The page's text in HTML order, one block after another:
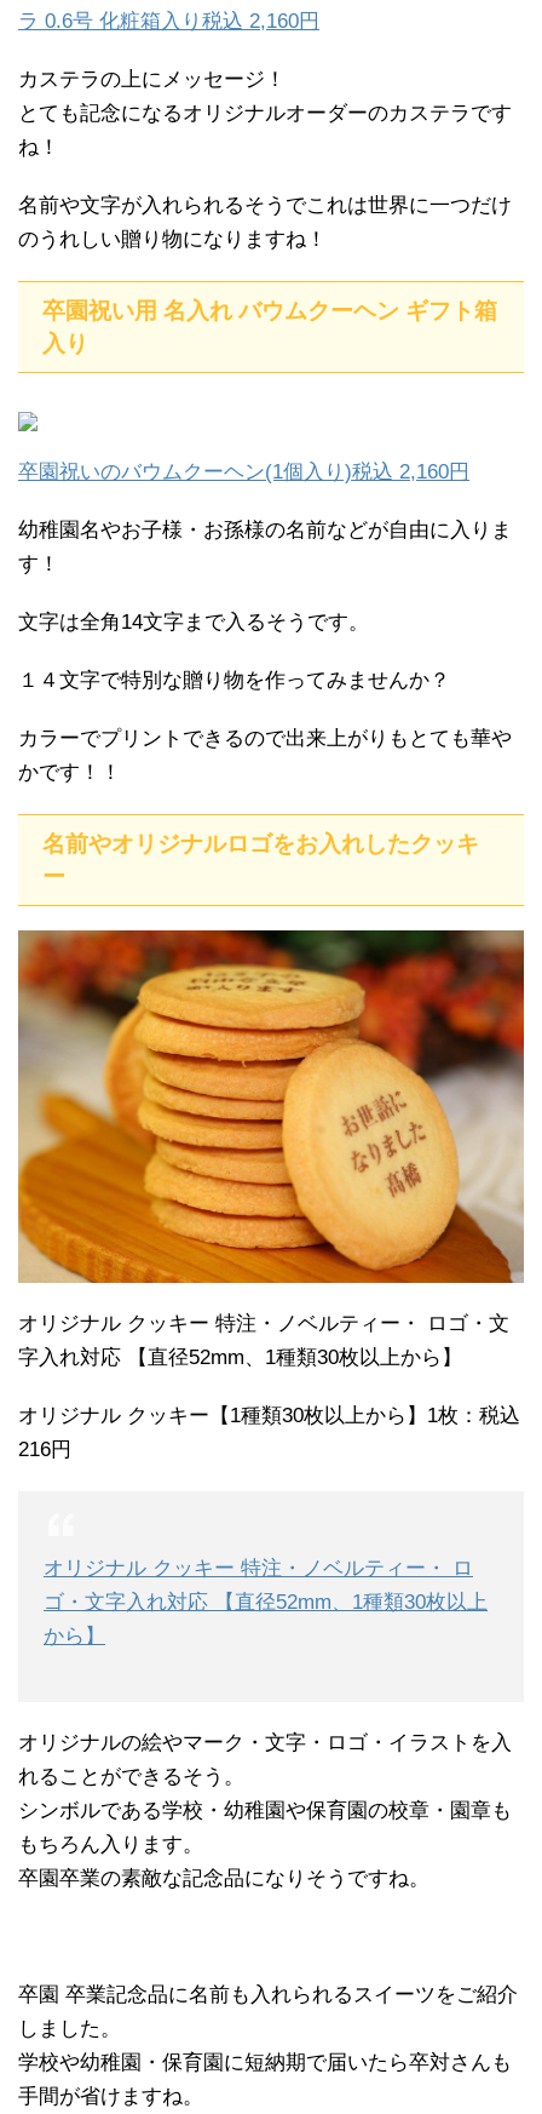
ラ 0.6号 化粧箱入り税込 2,160円
カステラの上にメッセージ！
とても記念になるオリジナルオーダーのカステラです
ね！
名前や文字が入れられるそうでこれは世界に一つだけ
のうれしい贈り物になりますね！
卒園祝い用 名入れ バウムクーヘン ギフト箱
入り
卒園祝いのバウムクーヘン(1個入り)税込 2,160円
幼稚園名やお子様・お孫様の名前などが自由に入りま
す！
文字は全角14文字まで入るそうです。
１４文字で特別な贈り物を作ってみませんか？
カラーでプリントできるので出来上がりもとても華や
かです！！
名前やオリジナルロゴをお入れしたクッキ
ー
オリジナル クッキー 特注・ノベルティー・ ロゴ・文
字入れ対応 【直径52mm、1種類30枚以上から】
オリジナル クッキー【1種類30枚以上から】1枚：税込
216円
オリジナル クッキー 特注・ノベルティー・ ロ
ゴ・文字入れ対応 【直径52mm、1種類30枚以上
から】
オリジナルの絵やマーク・文字・ロゴ・イラストを入
れることができるそう。
シンボルである学校・幼稚園や保育園の校章・園章も
もちろん入ります。
卒園卒業の素敵な記念品になりそうですね。
卒園 卒業記念品に名前も入れられるスイーツをご紹介
しました。
学校や幼稚園・保育園に短納期で届いたら卒対さんも
手間が省けますね。